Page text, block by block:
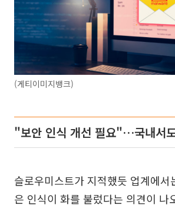
(게티이미지뱅크)
"보안 인식 개선 필요"…국내서
슬로우미스트가 지적했듯 업계에서
은 인식이 화를 불렀다는 의견이 나